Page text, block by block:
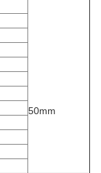
50mm